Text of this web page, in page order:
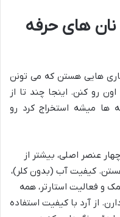
های حرفه
هایی هستن که می تونن
رو کنن. اینجا چند تا از
ها میشه استخراج کرد رو
عنصر اصلی، بیشتر از
کیفیت آب (بدون کلر)،
و فعالیت استارتر، همه
از آرد با کیفیت استفاده